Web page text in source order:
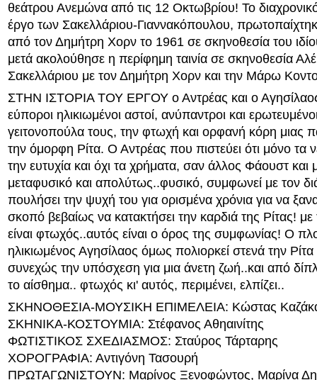
θεάτρου Ανεμώνα από τις 12 Οκτωβρίου! Το
έργο των Σακελλάριου-Γιαννακόπουλου,
από τον Δημήτρη Χορν το 1961 σε σκηνοθεσία του
μετά ακολούθησε η περίφημη ταινία σε σκηνοθεσία
Σακελλάριου με τον Δημήτρη Χορν και την Μάρω
ΣΤΗΝ ΙΣΤΟΡΙΑ ΤΟΥ ΕΡΓΟΥ ο Αντρέας και ο
εύποροι ηλικιωμένοι αστοί, ανύπαντροι και
γειτονοπούλα τους, την φτωχή και ορφανή κόρη μιας
την όμορφη Ρίτα. Ο Αντρέας που πιστεύει ότι μόνο τα
την ευτυχία και όχι τα χρήματα, σαν άλλος Φάουστ και
μεταφυσικό και απολύτως..φυσικό, συμφωνεί με τον
πουλήσει την ψυχή του για ορισμένα χρόνια για να
σκοπό βεβαίως να κατακτήσει την καρδιά της Ρίτας!
είναι φτωχός..αυτός είναι ο όρος της συμφωνίας! Ο
ηλικιωμένος Αγησίλαος όμως πολιορκεί στενά την
συνεχώς την υπόσχεση για μια άνετη ζωή..και από
το αίσθημα.. φτωχός κι' αυτός, περιμένει, ελπίζει..
ΣΚΗΝΟΘΕΣΙΑ-ΜΟΥΣΙΚΗ ΕΠΙΜΕΛΕΙΑ: Κώστας
ΣΚΗΝΙΚΑ-ΚΟΣΤΟΥΜΙΑ: Στέφανος Αθηαινίτης
ΦΩΤΙΣΤΙΚΟΣ ΣΧΕΔΙΑΣΜΟΣ: Σταύρος Τάρταρης
ΧΟΡΟΓΡΑΦΙΑ: Αντιγόνη Τασουρή
ΠΡΩΤΑΓΩΝΙΣΤΟΥΝ: Μαρίνος Ξενοφώντος, Μαρίνα